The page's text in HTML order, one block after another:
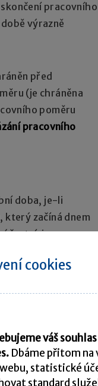
pracovního
výrazně
před
(je chráněna
poměru
pracovního
doba, je-li
který začíná dnem
účastníci
zejména
a mzdové,
spokojen
cookies
váš
Dbáme přitom na
statistické
standard